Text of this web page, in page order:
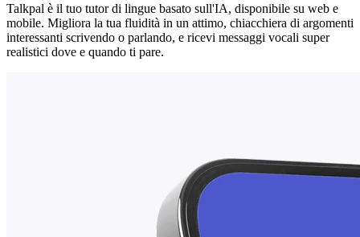
Talkpal è il tuo tutor di lingue basato sull'IA, disponibile su web e
mobile. Migliora la tua fluidità in un attimo, chiacchiera di argomenti
interessanti scrivendo o parlando, e ricevi messaggi vocali super
realistici dove e quando ti pare.